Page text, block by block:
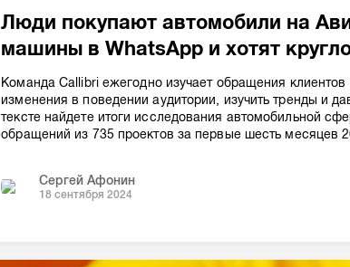
Люди покупают автомобили на
машины в WhatsApp и хотят
Команда Callibri ежегодно изучает обращения
изменения в поведении аудитории, изучить тренды и
тексте найдете итоги исследования автомобильной
обращений из 735 проектов за первые шесть месяцев
Сергей Афонин
18 сентября 2024